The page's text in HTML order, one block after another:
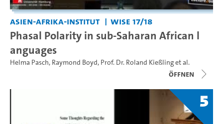
Asien-Afrika-Institut WiSe 17/18
Phasal Polarity in sub-Saharan African l
anguages
Helma Pasch, Raymond Boyd, Prof. Dr. Roland Kießlinget al.
Öffnen
5